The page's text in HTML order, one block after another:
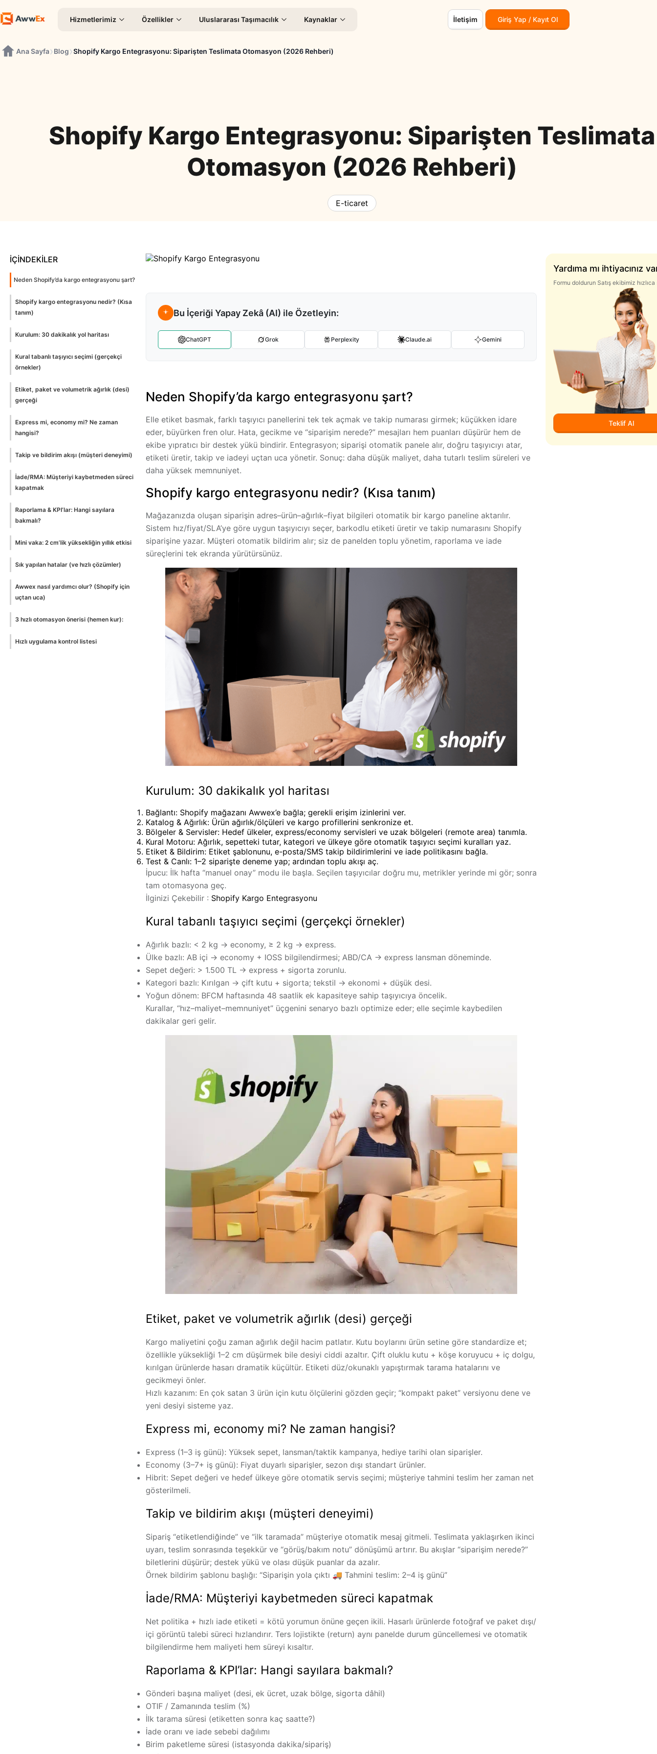
Hizmetlerimiz Özellikler Uluslararası Taşımacılık Kaynaklar İletişim Giriş Yap / Kayıt Ol
Ana Sayfa›Blog›Shopify Kargo Entegrasyonu: Siparişten Teslimata Otomasyon (2026 Rehberi)
Shopify Kargo Entegrasyonu: Siparişten Teslimata
Otomasyon (2026 Rehberi)
E-ticaret
Yardıma mı ihtiyacınız
Formu doldurun Satış ekibimiz hızlıca
Teklif Al
Bu İçeriği Yapay Zekâ (AI) ile Özetleyin:
ChatGPT Grok Perplexity Claude.ai Gemini
Neden Shopify’da kargo entegrasyonu şart?
Elle etiket basmak, farklı taşıyıcı panellerini tek tek açmak ve takip numarası girmek; küçükken idare
eder, büyürken fren olur. Hata, gecikme ve “siparişim nerede?” mesajları hem puanları düşürür hem de
ekibe yıpratıcı bir destek yükü bindirir. Entegrasyon; siparişi otomatik panele alır, doğru taşıyıcıyı atar,
etiketi üretir, takip ve iadeyi uçtan uca yönetir. Sonuç: daha düşük maliyet, daha tutarlı teslim süreleri ve
daha yüksek memnuniyet.
Shopify kargo entegrasyonu nedir? (Kısa tanım)
Mağazanızda oluşan siparişin adres–ürün–ağırlık–fiyat bilgileri otomatik bir kargo paneline aktarılır.
Sistem hız/fiyat/SLA’ye göre uygun taşıyıcıyı seçer, barkodlu etiketi üretir ve takip numarasını Shopify
siparişine yazar. Müşteri otomatik bildirim alır; siz de panelden toplu yönetim, raporlama ve iade
süreçlerini tek ekranda yürütürsünüz.
Kurulum: 30 dakikalık yol haritası
Bağlantı: Shopify mağazanı Awwex’e bağla; gerekli erişim izinlerini ver.
Katalog & Ağırlık: Ürün ağırlık/ölçüleri ve kargo profillerini senkronize et.
Bölgeler & Servisler: Hedef ülkeler, express/economy servisleri ve uzak bölgeleri (remote area) tanımla.
Kural Motoru: Ağırlık, sepetteki tutar, kategori ve ülkeye göre otomatik taşıyıcı seçimi kuralları yaz.
Etiket & Bildirim: Etiket şablonunu, e-posta/SMS takip bildirimlerini ve iade politikasını bağla.
Test & Canlı: 1–2 siparişte deneme yap; ardından toplu akışı aç.
İpucu: İlk hafta “manuel onay” modu ile başla. Seçilen taşıyıcılar doğru mu, metrikler yerinde mi gör; sonra
tam otomasyona geç.
İlginizi Çekebilir : Shopify Kargo Entegrasyonu
Kural tabanlı taşıyıcı seçimi (gerçekçi örnekler)
Ağırlık bazlı: < 2 kg → economy, ≥ 2 kg → express.
Ülke bazlı: AB içi → economy + IOSS bilgilendirmesi; ABD/CA → express lansman döneminde.
Sepet değeri: > 1.500 TL → express + sigorta zorunlu.
Kategori bazlı: Kırılgan → çift kutu + sigorta; tekstil → ekonomi + düşük desi.
Yoğun dönem: BFCM haftasında 48 saatlik ek kapasiteye sahip taşıyıcıya öncelik.
Kurallar, “hız–maliyet–memnuniyet” üçgenini senaryo bazlı optimize eder; elle seçimle kaybedilen
dakikalar geri gelir.
Etiket, paket ve volumetrik ağırlık (desi) gerçeği
Kargo maliyetini çoğu zaman ağırlık değil hacim patlatır. Kutu boylarını ürün setine göre standardize et;
özellikle yüksekliği 1–2 cm düşürmek bile desiyi ciddi azaltır. Çift oluklu kutu + köşe koruyucu + iç dolgu,
kırılgan ürünlerde hasarı dramatik küçültür. Etiketi düz/okunaklı yapıştırmak tarama hatalarını ve
gecikmeyi önler.
Hızlı kazanım: En çok satan 3 ürün için kutu ölçülerini gözden geçir; “kompakt paket” versiyonu dene ve
yeni desiyi sisteme yaz.
Express mi, economy mi? Ne zaman hangisi?
Express (1–3 iş günü): Yüksek sepet, lansman/taktik kampanya, hediye tarihi olan siparişler.
Economy (3–7+ iş günü): Fiyat duyarlı siparişler, sezon dışı standart ürünler.
Hibrit: Sepet değeri ve hedef ülkeye göre otomatik servis seçimi; müşteriye tahmini teslim her zaman net
gösterilmeli.
Takip ve bildirim akışı (müşteri deneyimi)
Sipariş “etiketlendiğinde” ve “ilk taramada” müşteriye otomatik mesaj gitmeli. Teslimata yaklaşırken ikinci
uyarı, teslim sonrasında teşekkür ve “görüş/bakım notu” dönüşümü artırır. Bu akışlar “siparişim nerede?”
biletlerini düşürür; destek yükü ve olası düşük puanlar da azalır.
Örnek bildirim şablonu başlığı: “Siparişin yola çıktı 🚚 Tahmini teslim: 2–4 iş günü”
İade/RMA: Müşteriyi kaybetmeden süreci kapatmak
Net politika + hızlı iade etiketi = kötü yorumun önüne geçen ikili. Hasarlı ürünlerde fotoğraf ve paket dışı/
içi görüntü talebi süreci hızlandırır. Ters lojistikte (return) aynı panelde durum güncellemesi ve otomatik
bilgilendirme hem maliyeti hem süreyi kısaltır.
Raporlama & KPI’lar: Hangi sayılara bakmalı?
Gönderi başına maliyet (desi, ek ücret, uzak bölge, sigorta dâhil)
OTIF / Zamanında teslim (%)
İlk tarama süresi (etiketten sonra kaç saatte?)
İade oranı ve iade sebebi dağılımı
Birim paketleme süresi (istasyonda dakika/sipariş)
İÇİNDEKİLER
Neden Shopify’da kargo entegrasyonu şart?
Shopify kargo entegrasyonu nedir? (Kısa
tanım)
Kurulum: 30 dakikalık yol haritası
Kural tabanlı taşıyıcı seçimi (gerçekçi
örnekler)
Etiket, paket ve volumetrik ağırlık (desi)
gerçeği
Express mi, economy mi? Ne zaman
hangisi?
Takip ve bildirim akışı (müşteri deneyimi)
İade/RMA: Müşteriyi kaybetmeden süreci
kapatmak
Raporlama & KPI’lar: Hangi sayılara
bakmalı?
Mini vaka: 2 cm’lik yüksekliğin yıllık etkisi
Sık yapılan hatalar (ve hızlı çözümler)
Awwex nasıl yardımcı olur? (Shopify için
uçtan uca)
3 hızlı otomasyon önerisi (hemen kur):
Hızlı uygulama kontrol listesi